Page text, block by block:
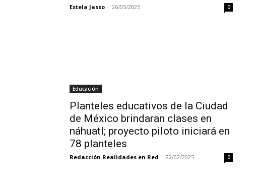
Estela Jasso - 26/05/2025 0
Educación
Planteles educativos de la Ciudad
de México brindaran clases en
náhuatl; proyecto piloto iniciará en
78 planteles
Redacción Realidades en Red - 22/02/2025 0